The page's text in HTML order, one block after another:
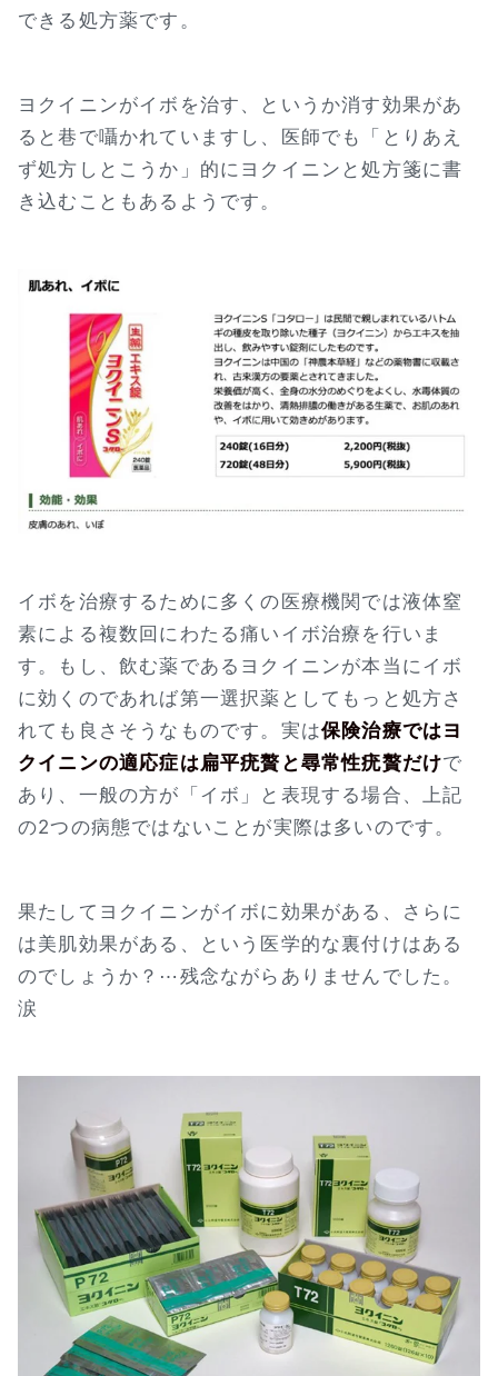
できる処方薬です。
ヨクイニンがイボを治す、というか消す効果があ
ると巷で囁かれていますし、医師でも「とりあえ
ず処方しとこうか」的にヨクイニンと処方箋に書
き込むこともあるようです。
イボを治療するために多くの医療機関では液体窒
素による複数回にわたる痛いイボ治療を行いま
す。もし、飲む薬であるヨクイニンが本当にイボ
に効くのであれば第一選択薬としてもっと処方さ
れても良さそうなものです。実は保険治療ではヨ
クイニンの適応症は扁平疣贅と尋常性疣贅だけで
あり、一般の方が「イボ」と表現する場合、上記
の2つの病態ではないことが実際は多いのです。
果たしてヨクイニンがイボに効果がある、さらに
は美肌効果がある、という医学的な裏付けはある
のでしょうか？⋯残念ながらありませんでした。
涙